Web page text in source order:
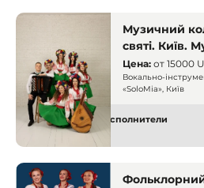
Музичний
святі. Київ.
Цена: от 15000
Вокально-
«SoloMia», Київ
Музыкальные исполнители
Киев